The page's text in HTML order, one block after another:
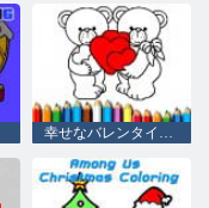
幸せなバレンタインデーのぬりえ